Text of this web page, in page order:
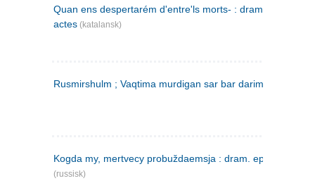
Quan ens despertarém d'entre'ls morts- : drama en tres
actes (katalansk)
Rusmirshulm ; Vaqtima murdigan sar bar darim
Kogda my, mertvecy probuždaemsja : dram. epilog v 3 d
(russisk)